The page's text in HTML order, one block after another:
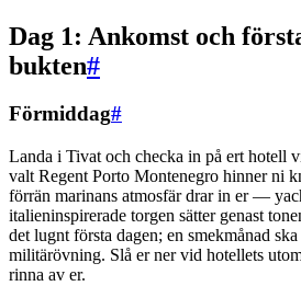
Dag 1: Ankomst och
bukten#
Förmiddag#
Landa i Tivat och checka in på ert hotell
valt Regent Porto Montenegro hinner ni
förrän marinans atmosfär drar in er —
italieninspirerade torgen sätter genast
det lugnt första dagen; en smekmånad
militärövning. Slå er ner vid hotellets
rinna av er.